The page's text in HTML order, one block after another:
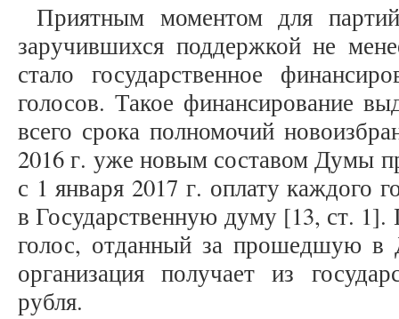
Приятным моментом для
заручившихся поддержкой не
стало государственное
голосов. Такое финансирование
всего срока полномочий
2016 г. уже новым составом Думы
с 1 января 2017 г. оплату каждого
в Государственную думу [13, ст.
голос, отданный за прошедшую в
организация получает из
рубля.